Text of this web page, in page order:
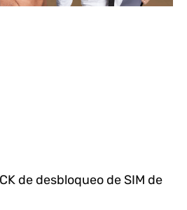
de desbloqueo de SIM de